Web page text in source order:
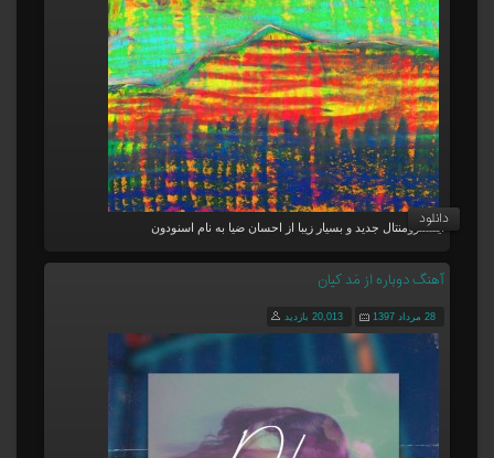
اینسترومنتال جدید و بسیار زیبا از احسان ضیا به نام اسنودون
دانلود
آهنگ دوباره از مَد کیان
28 مرداد 1397 20,013 بازدید